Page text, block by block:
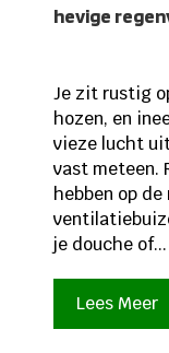
hevige
Je zit rustig
hozen, en
vieze lucht
vast meteen.
hebben op
je douche of...
Lees Meer